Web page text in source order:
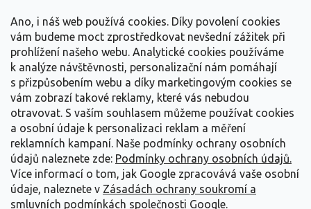
Ano, i náš web používá cookies. Díky povolení cookies
vám budeme moct zprostředkovat nevšední zážitek při
prohlížení našeho webu. Analytické cookies používáme
k analýze návštěvnosti, personalizační nám pomáhají
s přizpůsobením webu a díky marketingovým cookies se
vám zobrazí takové reklamy, které vás nebudou
otravovat. S vaším souhlasem můžeme používat cookies
a osobní údaje k personalizaci reklam a měření
reklamních kampaní. Naše podmínky ochrany osobních
údajů naleznete zde: Podmínky ochrany osobních údajů.
Více informací o tom, jak Google zpracovává vaše osobní
údaje, naleznete v Zásadách ochrany soukromí a
smluvních podmínkách společnosti Google.
Vše o nákupu
Informace pro Vás
Kontakujte nás